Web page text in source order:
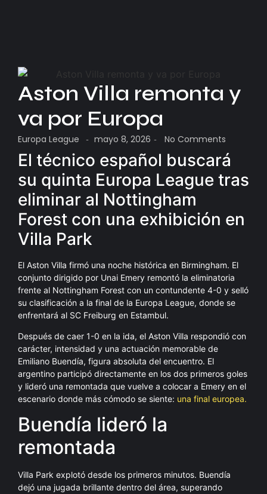
Aston Villa remonta y
va por Europa
Europa League - mayo 8, 2026 - No Comments
El técnico español buscará
su quinta Europa League tras
eliminar al Nottingham
Forest con una exhibición en
Villa Park
El Aston Villa firmó una noche histórica en Birmingham. El
conjunto dirigido por Unai Emery remontó la eliminatoria
frente al Nottingham Forest con un contundente 4-0 y selló
su clasificación a la final de la Europa League, donde se
enfrentará al SC Freiburg en Estambul.
Después de caer 1-0 en la ida, el Aston Villa respondió con
carácter, intensidad y una actuación memorable de
Emiliano Buendía, figura absoluta del encuentro. El
argentino participó directamente en los dos primeros goles
y lideró una remontada que vuelve a colocar a Emery en el
escenario donde más cómodo se siente: una final europea.
Buendía lideró la
remontada
Villa Park explotó desde los primeros minutos. Buendía
dejó una jugada brillante dentro del área, superando